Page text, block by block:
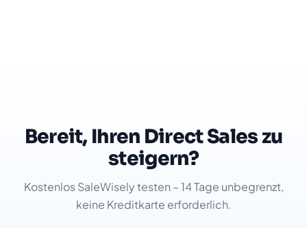
Bereit, Ihren Direct Sales zu
steigern?
Kostenlos SaleWisely testen – 14 Tage unbegrenzt,
keine Kreditkarte erforderlich.